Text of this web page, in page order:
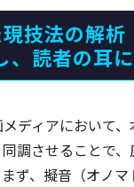
技法の解析
、読者の耳
ディアにおいて
調させることで
ず、擬音（オノ